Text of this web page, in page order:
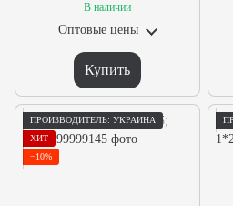
В наличии
Оптовые цены
Купить
ПРОИЗВОДИТЕЛЬ: УКРАИНА
ХИТ
−10%